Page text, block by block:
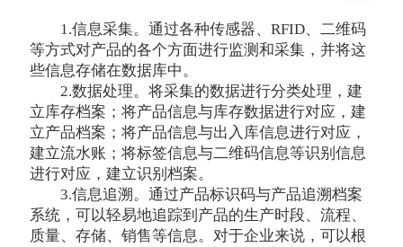
1.信息采集。通过各种传感器、RFID、二维码
等方式对产品的各个方面进行监测和采集，并将这
些信息存储在数据库中。
2.数据处理。将采集的数据进行分类处理，建
立库存档案；将产品信息与库存数据进行对应，建
立产品档案；将产品信息与出入库信息进行对应，
建立流水账；将标签信息与二维码信息等识别信息
进行对应，建立识别档案。
3.信息追溯。通过产品标识码与产品追溯档案
系统，可以轻易地追踪到产品的生产时段、流程、
质量、存储、销售等信息。对于企业来说，可以根